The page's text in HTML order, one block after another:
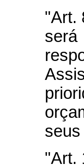
"Art.
"Art.